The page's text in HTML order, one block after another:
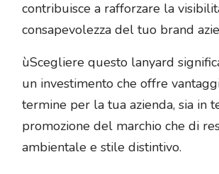
contribuisce a rafforzare la
consapevolezza del tuo brand
ùScegliere questo lanyard
un investimento che offre
termine per la tua azienda, sia in
promozione del marchio che di
ambientale e stile distintivo.